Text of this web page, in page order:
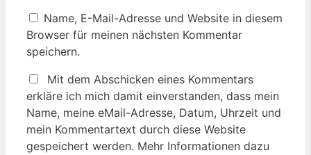
Name, E-Mail-Adresse und Website in diesem
Browser für meinen nächsten Kommentar
speichern.
Mit dem Abschicken eines Kommentars
erkläre ich mich damit einverstanden, dass mein
Name, meine eMail-Adresse, Datum, Uhrzeit und
mein Kommentartext durch diese Website
gespeichert werden. Mehr Informationen dazu